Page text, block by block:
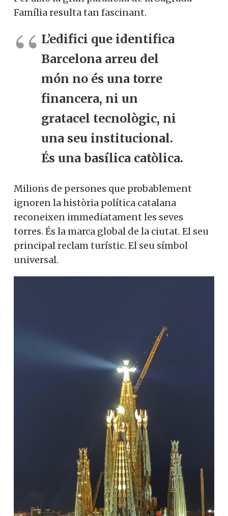
Família resulta tan fascinant.
L’edifici que identifica
Barcelona arreu del
món no és una torre
financera, ni un
gratacel tecnològic, ni
una seu institucional.
És una basílica catòlica.
Milions de persones que probablement
ignoren la història política catalana
reconeixen immediatament les seves
torres. És la marca global de la ciutat. El seu
principal reclam turístic. El seu símbol
universal.